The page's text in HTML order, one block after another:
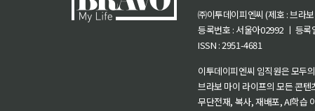
㈜이투데이피엔씨 (제호 : 브라
등록번호 : 서울아02992 ㅣ 등
ISSN : 2951-4681
이투데이피엔씨 임직원은 모두
브라보 마이 라이프의 모든 콘
무단전재, 복사, 재배포, AI학습